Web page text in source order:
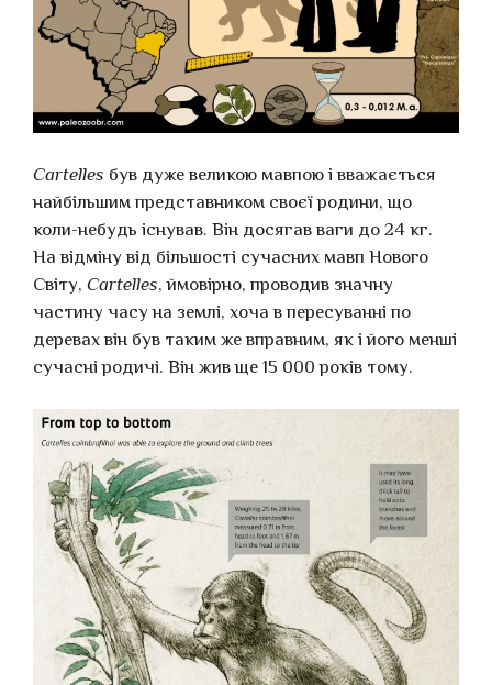
Cartelles був дуже великою мавпою і вважається
найбільшим представником своєї родини, що
коли-небудь існував. Він досягав ваги до 24 кг.
На відміну від більшості сучасних мавп Нового
Світу, Cartelles, ймовірно, проводив значну
частину часу на землі, хоча в пересуванні по
деревах він був таким же вправним, як і його менші
сучасні родичі. Він жив ще 15 000 років тому.